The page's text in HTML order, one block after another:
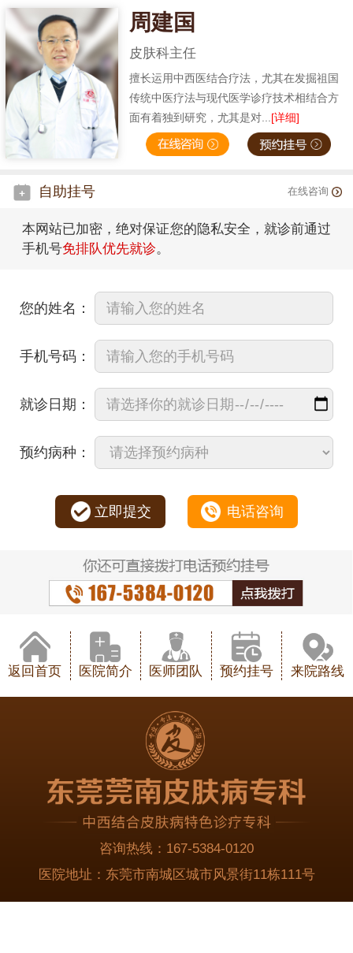
周建国
皮肤科主任
擅长运用中西医结合疗法，尤其在发掘祖国
传统中医疗法与现代医学诊疗技术相结合方
面有着独到研究，尤其是对...[详细]
自助挂号 在线咨询
本网站已加密，绝对保证您的隐私安全，就诊前通过
手机号免排队优先就诊。
您的姓名：
手机号码：
就诊日期：
预约病种：
立即提交 电话咨询
返回首页 医院简介 医师团队 预约挂号 来院路线
咨询热线： 167-5384-0120
医院地址： 东莞市南城区城市风景街11栋111号